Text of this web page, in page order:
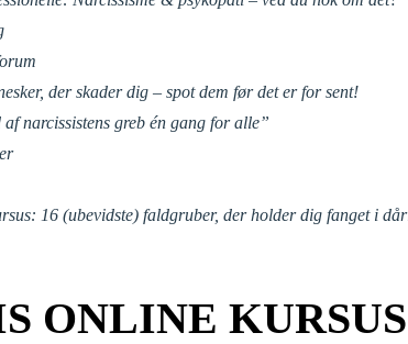
der skader dig – spot dem før det er for sent!
narcissistens greb én gang for alle”
16 (ubevidste) faldgruber, der holder dig fanget i
ONLINE